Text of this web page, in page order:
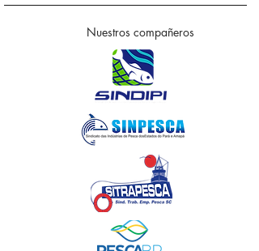
Nuestros compañeros